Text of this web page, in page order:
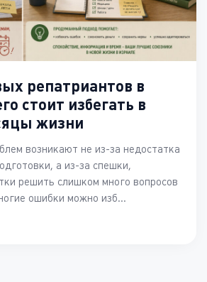
репатриантов в
стоит избегать в
жизни
возникают не из-за недостатка
а из-за спешки,
решить слишком много вопросов
ошибки можно изб...